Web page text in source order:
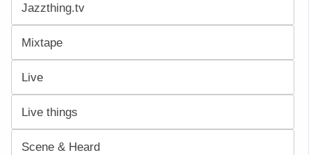
Jazzthing.tv
Mixtape
Live
Live things
Scene & Heard